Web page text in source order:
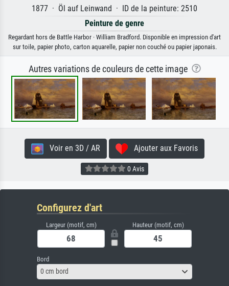
1877 · Öl auf Leinwand · ID de la peinture: 2510
Peinture de genre
Regardant hors de Battle Harbor · William Bradford. Disponible en impression d'art
sur toile, papier photo, carton aquarelle, papier non couché ou papier japonais.
Autres variations de couleurs de cette image
Voir en 3D / AR Ajouter aux Favoris
0 Avis
Configurez d'art
Largeur (motif, cm) Hauteur (motif, cm)
Bord
0 cm bord